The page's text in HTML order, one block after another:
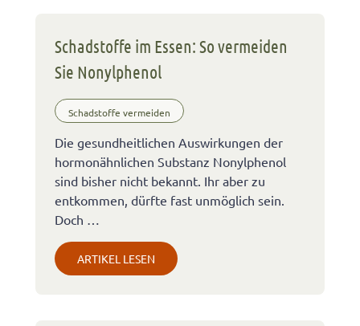
Schadstoffe im Essen: So vermeiden
Sie Nonylphenol
Schadstoffe vermeiden
Die gesundheitlichen Auswirkungen der
hormonähnlichen Substanz Nonylphenol
sind bisher nicht bekannt. Ihr aber zu
entkommen, dürfte fast unmöglich sein.
Doch …
ARTIKEL LESEN